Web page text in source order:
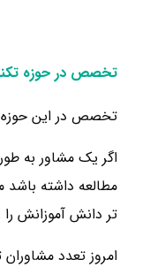
تخصص در حوزه
تخصص در این
اگر یک مشاور به
مطالعه داشته
تر دانش آموزانش را
امروز تعدد